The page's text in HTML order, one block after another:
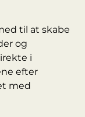
til at skabe
og
i
efter
med